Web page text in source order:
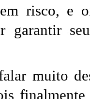
risco, e
garantir
muito